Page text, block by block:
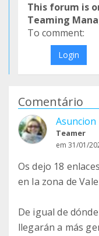
This forum is
Teaming
To comment:
Login
Comentário
Teamer
em 31/01/
Os dejo 18
en la zona de
De igual de
llegarán a más